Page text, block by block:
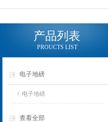
产品列表
PROUCTS LIST
电子地磅
电子地磅
查看全部